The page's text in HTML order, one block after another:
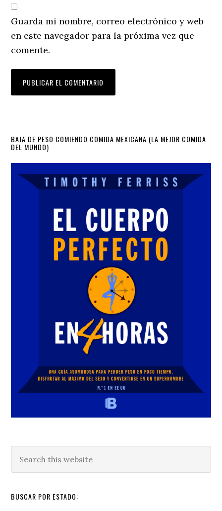
Guarda mi nombre, correo electrónico y web
en este navegador para la próxima vez que
comente.
Primary
Sidebar
BAJA DE PESO COMIENDO COMIDA MEXICANA (LA MEJOR COMIDA
DEL MUNDO)
this
BUSCAR POR ESTADO: